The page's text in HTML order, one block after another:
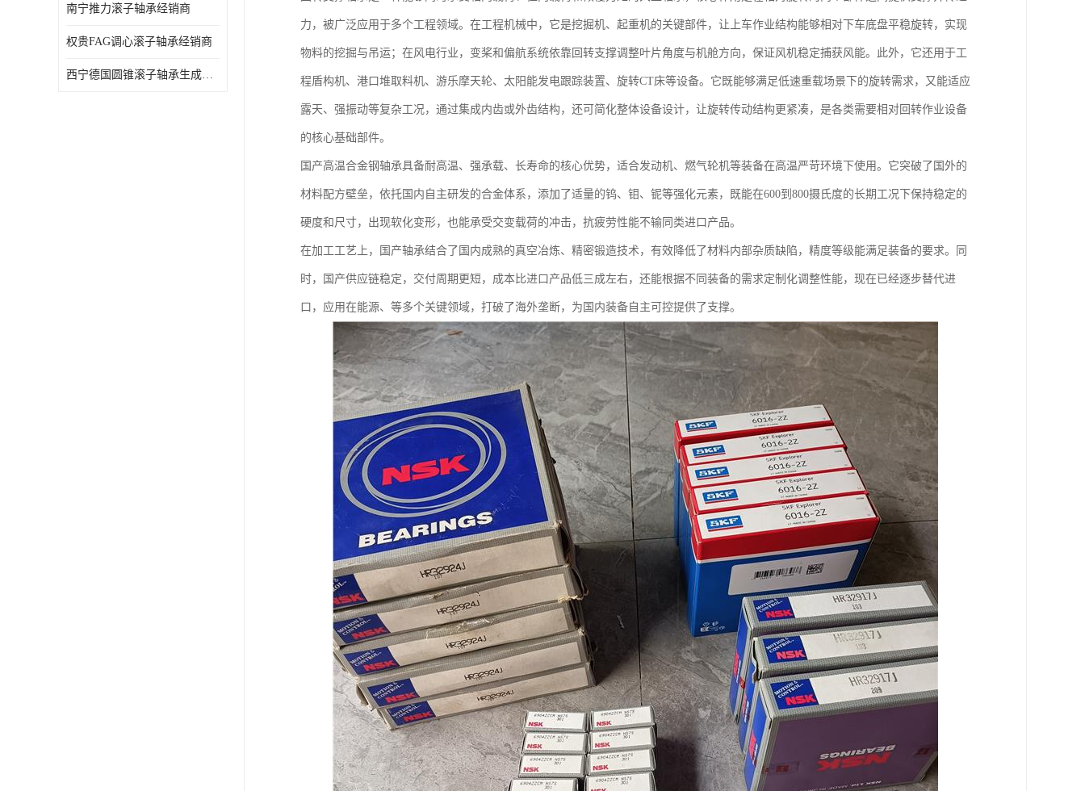
南宁推力滚子轴承经销商
权贵FAG调心滚子轴承经销商
西宁德国圆锥滚子轴承生成厂家
力，被广泛应用于多个工程领域。在工程机械中，它是挖掘机、起重机的关键部件，让上车作业结构能够相对下车底盘平稳旋转，实现
物料的挖掘与吊运；在风电行业，变桨和偏航系统依靠回转支撑调整叶片角度与机舱方向，保证风机稳定捕获风能。此外，它还用于工
程盾构机、港口堆取料机、游乐摩天轮、太阳能发电跟踪装置、旋转CT床等设备。它既能够满足低速重载场景下的旋转需求，又能适应
露天、强振动等复杂工况，通过集成内齿或外齿结构，还可简化整体设备设计，让旋转传动结构更紧凑，是各类需要相对回转作业设备
的核心基础部件。
国产高温合金钢轴承具备耐高温、强承载、长寿命的核心优势，适合发动机、燃气轮机等装备在高温严苛环境下使用。它突破了国外的
材料配方壁垒，依托国内自主研发的合金体系，添加了适量的钨、钼、铌等强化元素，既能在600到800摄氏度的长期工况下保持稳定的
硬度和尺寸，出现软化变形，也能承受交变载荷的冲击，抗疲劳性能不输同类进口产品。
在加工工艺上，国产轴承结合了国内成熟的真空冶炼、精密锻造技术，有效降低了材料内部杂质缺陷，精度等级能满足装备的要求。同
时，国产供应链稳定，交付周期更短，成本比进口产品低三成左右，还能根据不同装备的需求定制化调整性能，现在已经逐步替代进
口，应用在能源、等多个关键领域，打破了海外垄断，为国内装备自主可控提供了支撑。